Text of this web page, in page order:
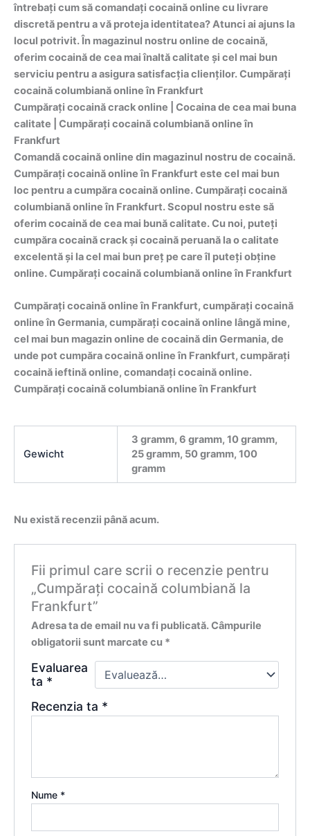
întrebați cum să comandați cocaină online cu livrare
discretă pentru a vă proteja identitatea? Atunci ai ajuns la
locul potrivit. În magazinul nostru online de cocaină,
oferim cocaină de cea mai înaltă calitate și cel mai bun
serviciu pentru a asigura satisfacția clienților. Cumpărați
cocaină columbiană online în Frankfurt
Cumpărați cocaină crack online | Cocaina de cea mai buna
calitate | Cumpărați cocaină columbiană online în
Frankfurt
Comandă cocaină online din magazinul nostru de cocaină.
Cumpărați cocaină online în Frankfurt este cel mai bun
loc pentru a cumpăra cocaină online. Cumpărați cocaină
columbiană online în Frankfurt. Scopul nostru este să
oferim cocaină de cea mai bună calitate. Cu noi, puteți
cumpăra cocaină crack și cocaină peruană la o calitate
excelentă și la cel mai bun preț pe care îl puteți obține
online. Cumpărați cocaină columbiană online în Frankfurt
Cumpărați cocaină online în Frankfurt, cumpărați cocaină
online în Germania, cumpărați cocaină online lângă mine,
cel mai bun magazin online de cocaină din Germania, de
unde pot cumpăra cocaină online în Frankfurt, cumpărați
cocaină ieftină online, comandați cocaină online.
Cumpărați cocaină columbiană online în Frankfurt
Gewicht
3 gramm, 6 gramm, 10 gramm,
25 gramm, 50 gramm, 100
gramm
Nu există recenzii până acum.
Fii primul care scrii o recenzie pentru
„Cumpărați cocaină columbiană la
Frankfurt”
Adresa ta de email nu va fi publicată.Câmpurile
obligatorii sunt marcate cu *
Evaluarea
ta *
Recenzia ta *
Nume *